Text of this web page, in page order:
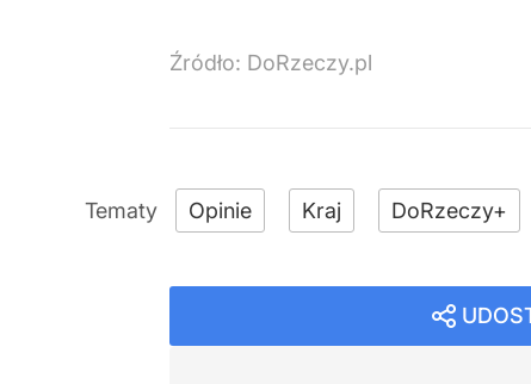
Źródło: DoRzeczy.pl
Opinie Kraj DoRzeczy+